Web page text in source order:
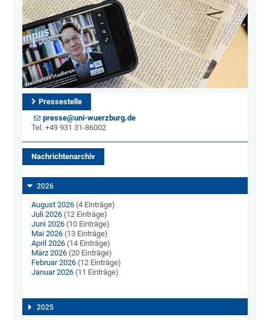
Pressestelle
presse@uni-wuerzburg.de
Tel. +49 931 31-86002
Nachrichtenarchiv
2026
August 2026 (4 Einträge)
Juli 2026 (12 Einträge)
Juni 2026 (10 Einträge)
Mai 2026 (13 Einträge)
April 2026 (14 Einträge)
März 2026 (20 Einträge)
Februar 2026 (12 Einträge)
Januar 2026 (11 Einträge)
2025